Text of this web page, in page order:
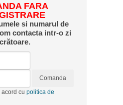
FARA
si numarul de
contacta intr-o zi
Comanda
acord cu politica de